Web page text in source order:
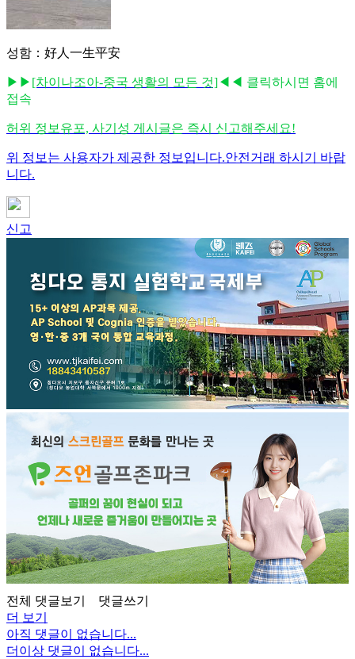
성함：好人一生平安
▶▶ [차이나조아-중국 생활의 모든 것]◀◀ 클릭하시면 홈에
접속
허위 정보유포, 사기성 게시글은 즉시 신고해주세요!
위 정보는 사용자가 제공한 정보입니다.안전거래 하시기 바랍
니다.
신고
전체 댓글보기
댓글쓰기
더 보기
아직 댓글이 없습니다...
더이상 댓글이 없습니다...